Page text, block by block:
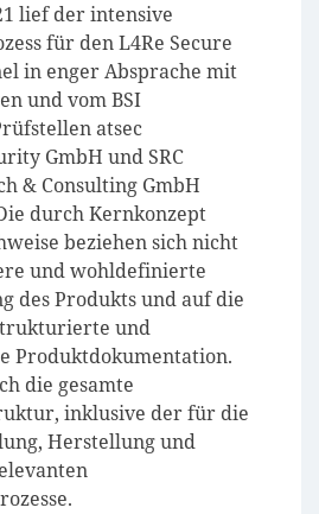
lief der intensive
für den L4Re Secure
in enger Absprache mit
und vom BSI
atsec
GmbH und SRC
& Consulting GmbH
durch Kernkonzept
beziehen sich nicht
und wohldefinierte
des Produkts und auf die
und
Produktdokumentation.
die gesamte
inklusive der für die
Herstellung und